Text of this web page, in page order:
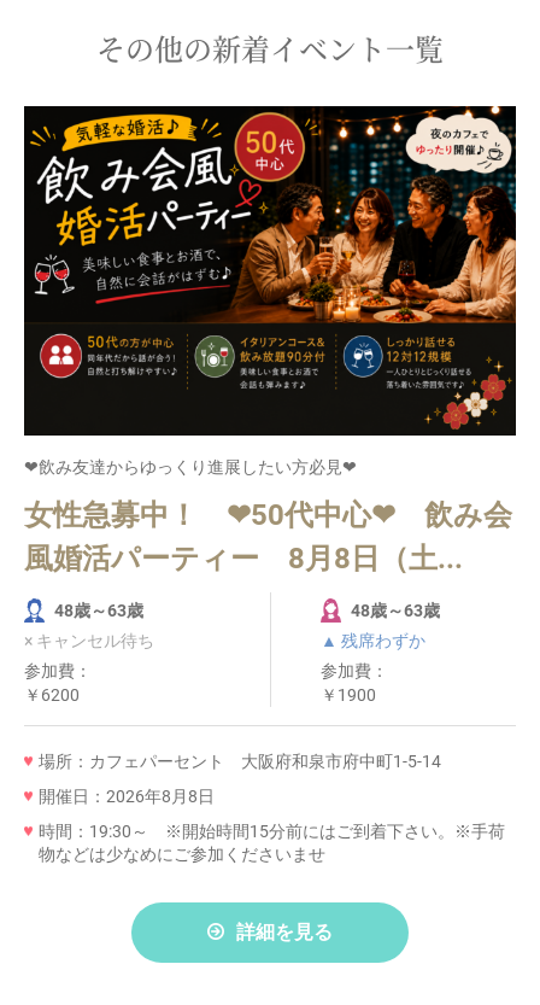
その他の新着イベント一覧
❤飲み友達からゆっくり進展したい方必見❤
女性急募中！ ❤50代中心❤ 飲み会
風婚活パーティー 8月8日（土...
48歳～63歳
× キャンセル待ち
参加費：
￥6200
48歳～63歳
▲ 残席わずか
参加費：
￥1900
場所：カフェパーセント 大阪府和泉市府中町1-5-14
開催日：2026年8月8日
時間：19:30～ ※開始時間15分前にはご到着下さい。※手荷
物などは少なめにご参加くださいませ
詳細を見る